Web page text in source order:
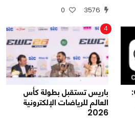
3576
0
OpenAI تطلق GPT-Live:
4
باريس تستقبل بطولة كأس
العالم للرياضات الإلكترونية
2026